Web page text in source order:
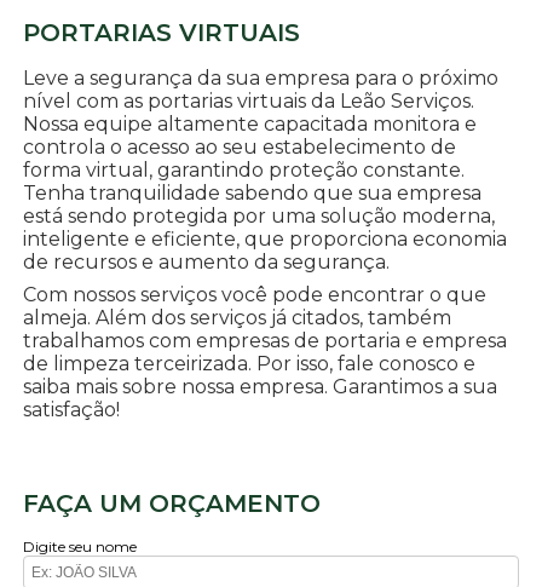
PORTARIAS VIRTUAIS
Leve a segurança da sua empresa para o próximo
nível com as portarias virtuais da Leão Serviços.
Nossa equipe altamente capacitada monitora e
controla o acesso ao seu estabelecimento de
forma virtual, garantindo proteção constante.
Tenha tranquilidade sabendo que sua empresa
está sendo protegida por uma solução moderna,
inteligente e eficiente, que proporciona economia
de recursos e aumento da segurança.
Com nossos serviços você pode encontrar o que
almeja. Além dos serviços já citados, também
trabalhamos com empresas de portaria e empresa
de limpeza terceirizada. Por isso, fale conosco e
saiba mais sobre nossa empresa. Garantimos a sua
satisfação!
FAÇA UM ORÇAMENTO
Digite seu nome